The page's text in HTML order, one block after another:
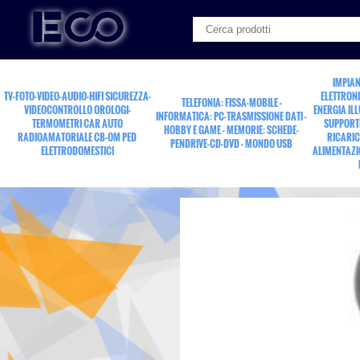
TV-FOTO-VIDEO-AUDIO-HIFI SICUREZZA-
VIDEOCONTROLLO OROLOGI-
TERMOMETRI CAR AUTO
RADIOAMATORIALE CB-OM PED
ELETTRODOMESTICI
TELEFONIA: FISSA-MOBILE -
INFORMATICA: PC-TRASMISSIONE DATI -
HOBBY E GAME - MEMORIE: SCHEDE-
PENDRIVE-CD-DVD - MONDO USB
ENERGIA
varistore 175Vac